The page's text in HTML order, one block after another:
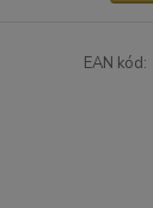
EAN kód: